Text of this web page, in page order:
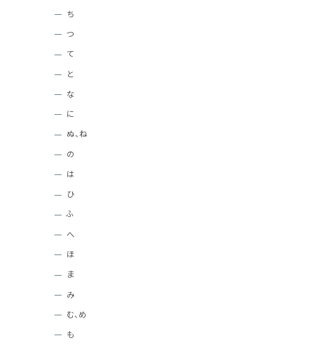
ち
つ
て
と
な
に
ぬ、ね
の
は
ひ
ふ
へ
ほ
ま
み
む、め
も